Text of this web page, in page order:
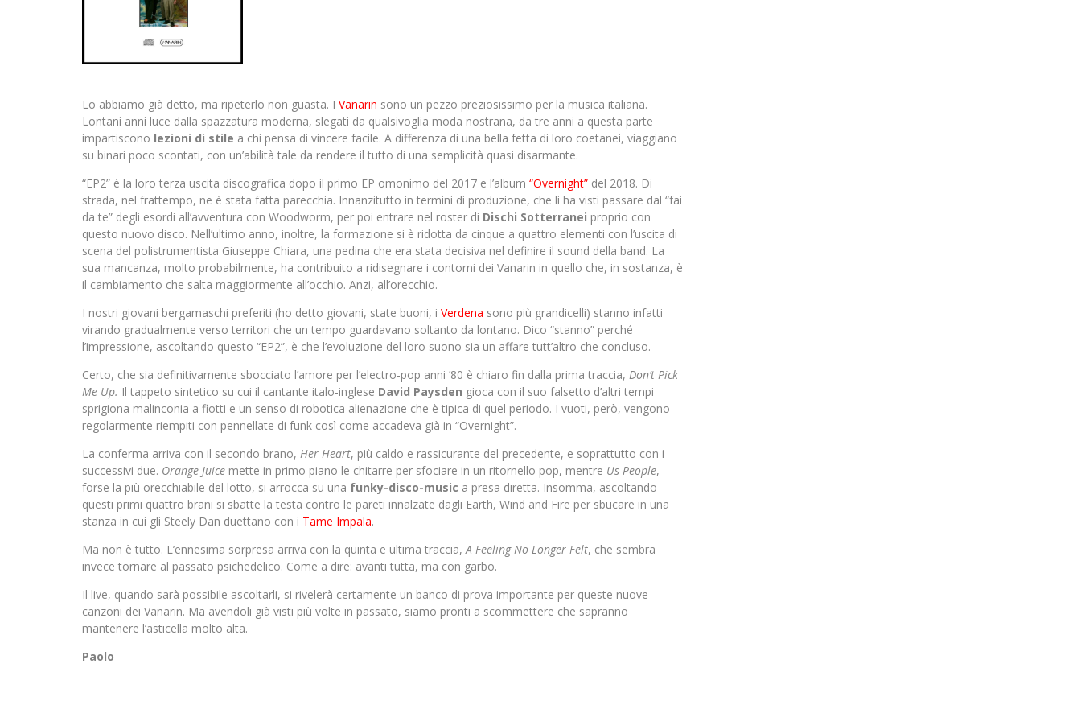
Lo abbiamo già detto, ma ripeterlo non guasta. I Vanarin sono un pezzo preziosissimo per la musica italiana.
Lontani anni luce dalla spazzatura moderna, slegati da qualsivoglia moda nostrana, da tre anni a questa parte
impartiscono lezioni di stile a chi pensa di vincere facile. A differenza di una bella fetta di loro coetanei, viaggiano
su binari poco scontati, con un’abilità tale da rendere il tutto di una semplicità quasi disarmante.
“EP2” è la loro terza uscita discografica dopo il primo EP omonimo del 2017 e l’album “Overnight” del 2018. Di
strada, nel frattempo, ne è stata fatta parecchia. Innanzitutto in termini di produzione, che li ha visti passare dal “fai
da te” degli esordi all’avventura con Woodworm, per poi entrare nel roster di Dischi Sotterranei proprio con
questo nuovo disco. Nell’ultimo anno, inoltre, la formazione si è ridotta da cinque a quattro elementi con l’uscita di
scena del polistrumentista Giuseppe Chiara, una pedina che era stata decisiva nel definire il sound della band. La
sua mancanza, molto probabilmente, ha contribuito a ridisegnare i contorni dei Vanarin in quello che, in sostanza, è
il cambiamento che salta maggiormente all’occhio. Anzi, all’orecchio.
I nostri giovani bergamaschi preferiti (ho detto giovani, state buoni, i Verdena sono più grandicelli) stanno infatti
virando gradualmente verso territori che un tempo guardavano soltanto da lontano. Dico “stanno” perché
l’impressione, ascoltando questo “EP2”, è che l’evoluzione del loro suono sia un affare tutt’altro che concluso.
Certo, che sia definitivamente sbocciato l’amore per l’electro-pop anni ’80 è chiaro fin dalla prima traccia, Don’t Pick
Me Up. Il tappeto sintetico su cui il cantante italo-inglese David Paysden gioca con il suo falsetto d’altri tempi
sprigiona malinconia a fiotti e un senso di robotica alienazione che è tipica di quel periodo. I vuoti, però, vengono
regolarmente riempiti con pennellate di funk così come accadeva già in “Overnight”.
La conferma arriva con il secondo brano, Her Heart, più caldo e rassicurante del precedente, e soprattutto con i
successivi due. Orange Juice mette in primo piano le chitarre per sfociare in un ritornello pop, mentre Us People,
forse la più orecchiabile del lotto, si arrocca su una funky-disco-music a presa diretta. Insomma, ascoltando
questi primi quattro brani si sbatte la testa contro le pareti innalzate dagli Earth, Wind and Fire per sbucare in una
stanza in cui gli Steely Dan duettano con i Tame Impala.
Ma non è tutto. L’ennesima sorpresa arriva con la quinta e ultima traccia,A Feeling No Longer Felt, che sembra
invece tornare al passato psichedelico. Come a dire: avanti tutta, ma con garbo.
Il live, quando sarà possibile ascoltarli, si rivelerà certamente un banco di prova importante per queste nuove
canzoni dei Vanarin. Ma avendoli già visti più volte in passato, siamo pronti a scommettere che sapranno
mantenere l’asticella molto alta.
Paolo